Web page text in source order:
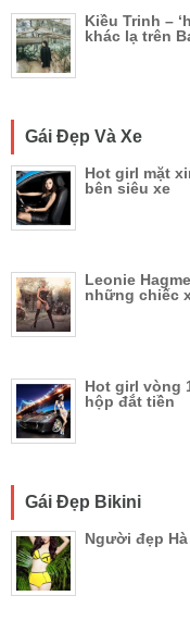
Kiều Trinh –
khác lạ trên
Gái Đẹp Và Xe
Hot girl mặt
bên siêu xe
Leonie
những chiếc
Hot girl vòng
hộp đắt tiền
Gái Đẹp Bikini
Người đẹp